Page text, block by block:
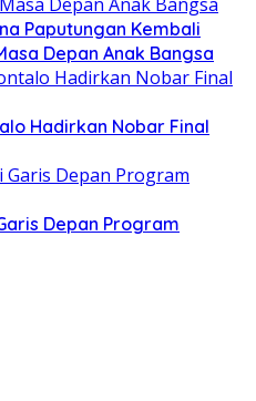
Paputungan Kembali
Depan Anak Bangsa
Hadirkan Nobar Final
Depan Program